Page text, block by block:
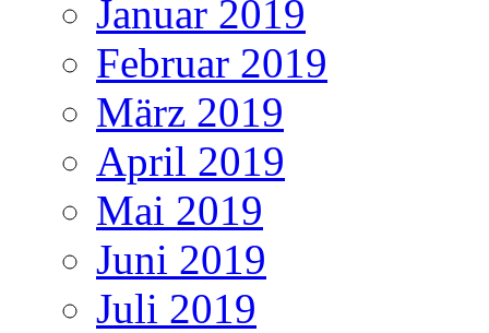
Januar 2019
Februar 2019
März 2019
April 2019
Mai 2019
Juni 2019
Juli 2019